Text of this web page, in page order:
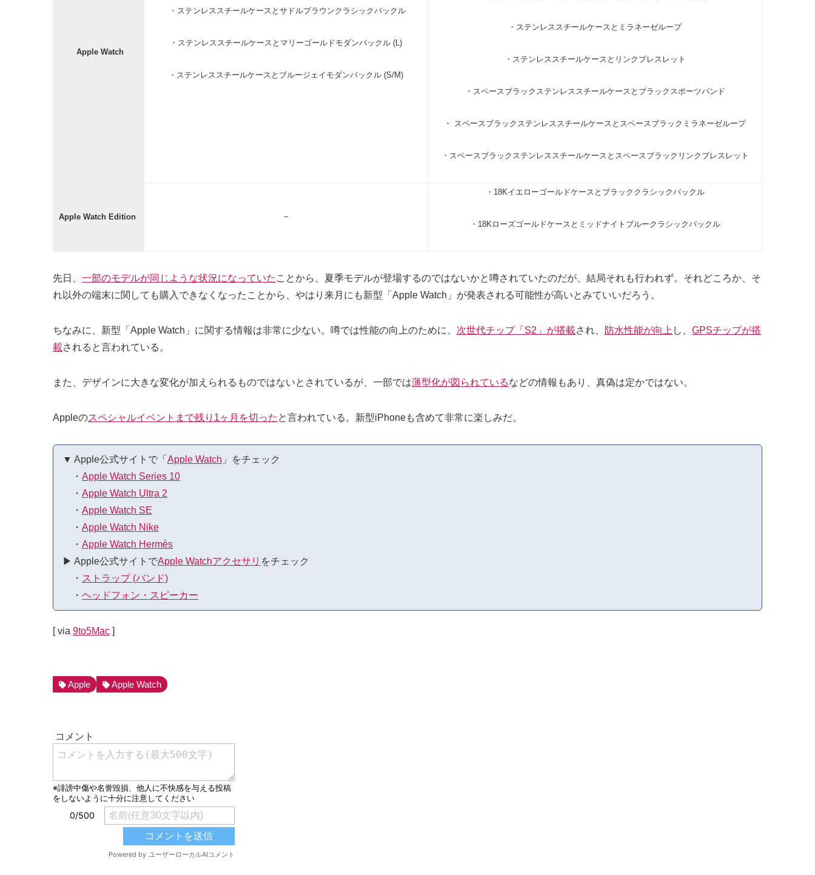
Apple Watch
・ステンレススチールケースとサドルブラウンクラシックバックル
・ステンレススチールケースとマリーゴールドモダンバックル (L)
・ステンレススチールケースとブルージェイモダンバックル (S/M)
・ステンレススチールケースとミラネーゼループ
・ステンレススチールケースとリンクブレスレット
・スペースブラックステンレススチールケースとブラックスポーツバンド
・ スペースブラックステンレススチールケースとスペースブラックミラネーゼループ
・スペースブラックステンレススチールケースとスペースブラックリンクブレスレット
Apple Watch Edition −
・18Kイエローゴールドケースとブラッククラシックバックル
・18Kローズゴールドケースとミッドナイトブルークラシックバックル
先日、 一部のモデルが同じような状況になっていた ことから、夏季モデルが登場するのではないかと噂されていたのだが、結局それも行われず。それどころか、そ
れ以外の端末に関しても購入できなくなったことから、やはり来月にも新型「Apple Watch」が発表される可能性が高いとみていいだろう。
ちなみに、新型「Apple Watch」に関する情報は非常に少ない。噂では性能の向上のために、 次世代チップ「S2」が搭載され、 防水性能が向上 し、 GPSチップが搭
載されると言われている。
また、デザインに大きな変化が加えられるものではないとされているが、一部では薄型化が図られているなどの情報もあり、真偽は定かではない。
Appleのスペシャルイベントまで残り1ヶ月を切った と言われている。新型iPhoneも含めて非常に楽しみだ。
▼ Apple公式サイトで「 Apple Watch 」をチェック
・ Apple Watch Series 10
・ Apple Watch Ultra 2
・ Apple Watch SE
・ Apple Watch Nike
・ Apple Watch Hermès
▶︎ Apple公式サイトでApple Watchアクセサリ をチェック
・ ストラップ (バンド)
・ ヘッドフォン・スピーカー
[ via 9to5Mac ]
Apple Apple Watch